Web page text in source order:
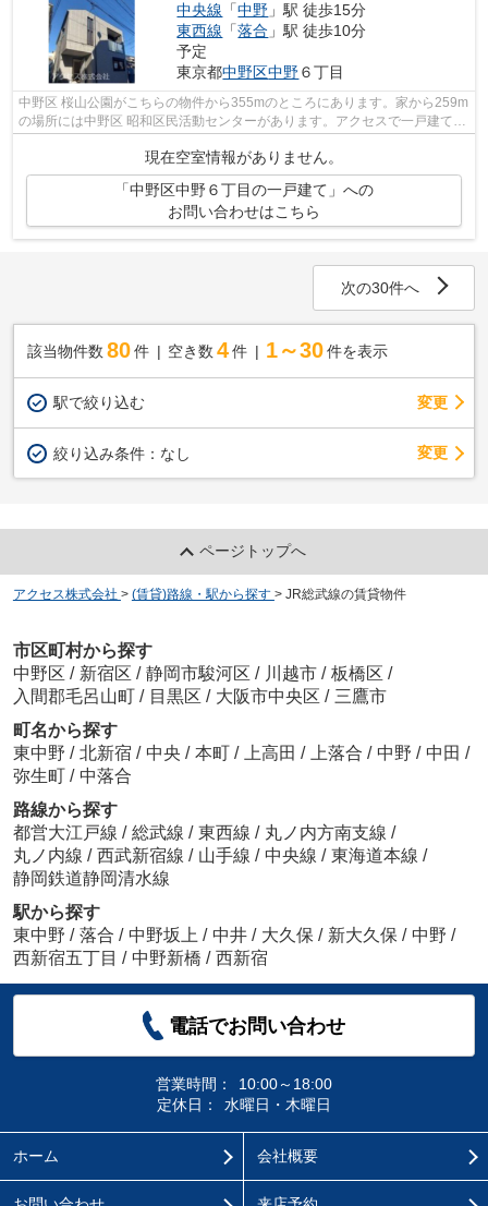
中央線 「中野 」駅 徒歩15分
東西線 「落合 」駅 徒歩10分
予定
東京都中野区中野６丁目
中野区 桜山公園がこちらの物件から355mのところにあります。家から259m
の場所には中野区 昭和区民活動センターがあります。アクセスで一戸建てを
探すなら、中野区はいかがですか。ま...
現在空室情報がありません。
「中野区中野６丁目の一戸建て」への
お問い合わせはこちら
次の30件へ
該当物件数 80件 空き数 4 件 1～30 件を表示
駅で絞り込む 変更
絞り込み条件： なし 変更
ページトップへ
アクセス株式会社 > (賃貸)路線・駅から探す > JR総武線の賃貸物件
市区町村から探す
中野区 / 新宿区 / 静岡市駿河区 / 川越市 / 板橋区 /
入間郡毛呂山町 / 目黒区 / 大阪市中央区 / 三鷹市
町名から探す
東中野 / 北新宿 / 中央 / 本町 / 上高田 / 上落合 / 中野 / 中田 /
弥生町 / 中落合
路線から探す
都営大江戸線 / 総武線 / 東西線 / 丸ノ内方南支線 /
丸ノ内線 / 西武新宿線 / 山手線 / 中央線 / 東海道本線 /
静岡鉄道静岡清水線
駅から探す
東中野 / 落合 / 中野坂上 / 中井 / 大久保 / 新大久保 / 中野 /
西新宿五丁目 / 中野新橋 / 西新宿
電話でお問い合わせ
営業時間：
10:00～18:00
定休日：
水曜日・木曜日
ホーム 会社概要